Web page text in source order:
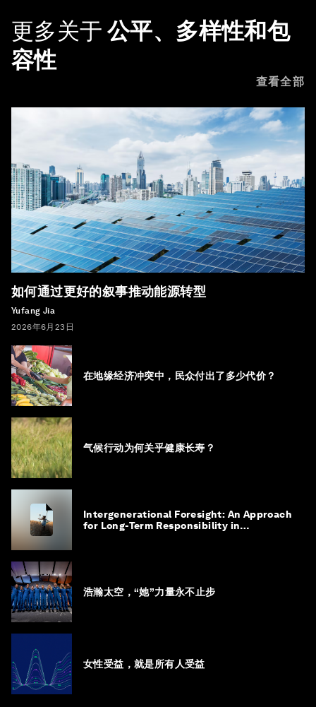
更多关于 公平、多样性和包
容性
查看全部
如何通过更好的叙事推动能源转型
Yufang Jia
2026年6月23日
在地缘经济冲突中，民众付出了多少代价？
气候行动为何关乎健康长寿？
Intergenerational Foresight: An Approach
for Long-Term Responsibility in
浩瀚太空，“她”力量永不止步
女性受益，就是所有人受益